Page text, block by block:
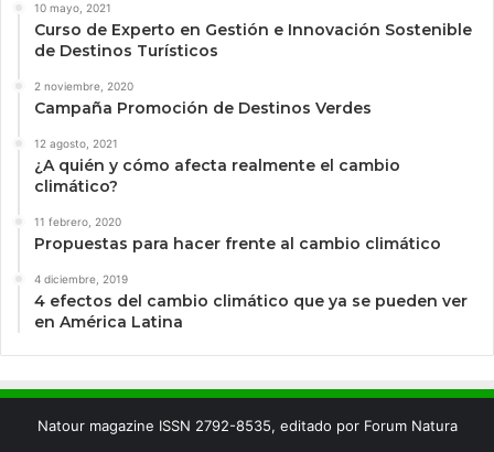
10 mayo, 2021
Curso de Experto en Gestión e Innovación Sostenible
de Destinos Turísticos
2 noviembre, 2020
Campaña Promoción de Destinos Verdes
12 agosto, 2021
¿A quién y cómo afecta realmente el cambio
climático?
11 febrero, 2020
Propuestas para hacer frente al cambio climático
4 diciembre, 2019
4 efectos del cambio climático que ya se pueden ver
en América Latina
Natour magazine ISSN 2792-8535, editado por Forum Natura